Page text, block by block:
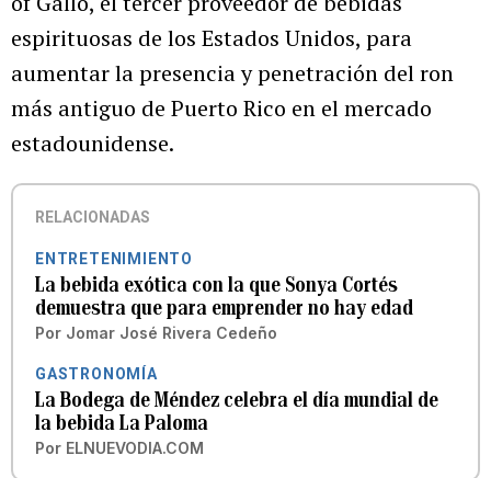
espirituosas de los Estados Unidos, para
aumentar la presencia y penetración del ron
más antiguo de Puerto Rico en el mercado
estadounidense.
RELACIONADAS
ENTRETENIMIENTO
La bebida exótica con la que Sonya Cortés
demuestra que para emprender no hay edad
Por Jomar José Rivera Cedeño
GASTRONOMÍA
La Bodega de Méndez celebra el día mundial de
la bebida La Paloma
Por ELNUEVODIA.COM